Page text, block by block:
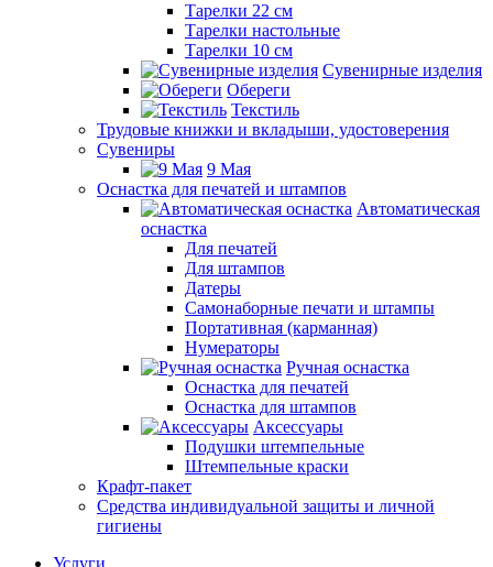
Тарелки 22 см
Тарелки настольные
Тарелки 10 см
Сувенирные изделия
Обереги
Текстиль
Трудовые книжки и вкладыши, удостоверения
Сувениры
9 Мая
Оснастка для печатей и штампов
Автоматическая
оснастка
Для печатей
Для штампов
Датеры
Самонаборные печати и штампы
Портативная (карманная)
Нумераторы
Ручная оснастка
Оснастка для печатей
Оснастка для штампов
Аксессуары
Подушки штемпельные
Штемпельные краски
Крафт-пакет
Средства индивидуальной защиты и личной
гигиены
Услуги